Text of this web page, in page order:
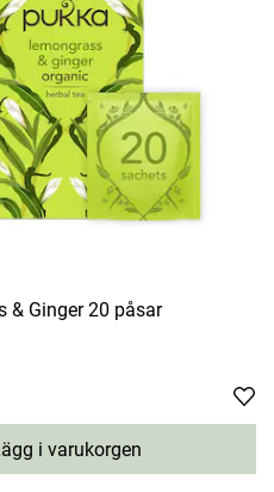
& Ginger 20 påsar
i varukorgen